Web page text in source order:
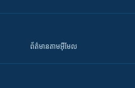
ព័ត៌មាន​តាម​អ៊ីមែល